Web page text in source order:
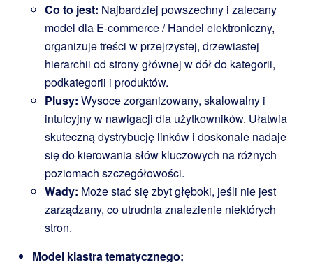
Co to jest: Najbardziej powszechny i zalecany
model dla E-commerce / Handel elektroniczny,
organizuje treści w przejrzystej, drzewiastej
hierarchii od strony głównej w dół do kategorii,
podkategorii i produktów.
Plusy: Wysoce zorganizowany, skalowalny i
intuicyjny w nawigacji dla użytkowników. Ułatwia
skuteczną dystrybucję linków i doskonale nadaje
się do kierowania słów kluczowych na różnych
poziomach szczegółowości.
Wady: Może stać się zbyt głęboki, jeśli nie jest
zarządzany, co utrudnia znalezienie niektórych
stron.
Model klastra tematycznego: